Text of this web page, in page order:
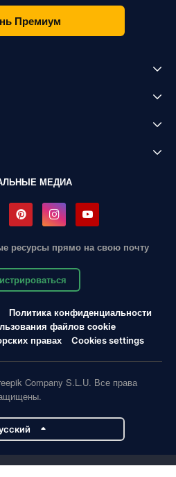
Премиум
МЕДИА
ресурсы прямо на свою почту
Политика конфиденциальности
файлов cookie
правах
Cookies settings
Company S.L.U. Все права